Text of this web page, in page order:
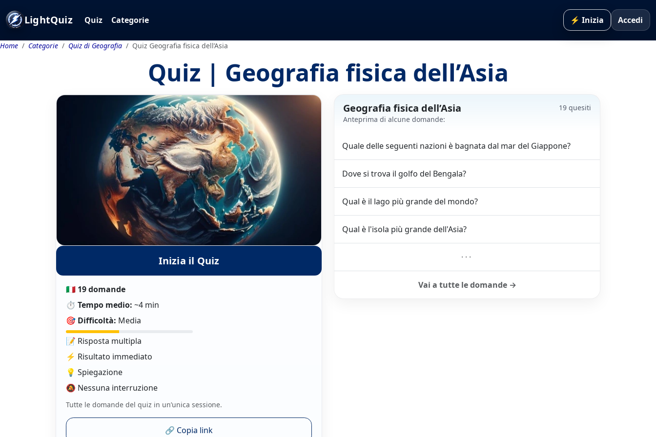
LightQuiz Quiz Categorie ⚡ Inizia Accedi
Home Categorie Quiz di Geografia Quiz Geografia fisica dell’Asia
Quiz | Geografia fisica dell’Asia
Inizia il Quiz
🇮🇹 19 domande
⏱️ Tempo medio: ~4 min
🎯 Difficoltà: Media
📝 Risposta multipla
⚡ Risultato immediato
💡 Spiegazione
🔕 Nessuna interruzione
Tutte le domande del quiz in un’unica sessione.
🔗 Copia link
Geografia fisica dell’Asia
Anteprima di alcune domande:
19 quesiti
Quale delle seguenti nazioni è bagnata dal mar del Giappone?
Dove si trova il golfo del Bengala?
Qual è il lago più grande del mondo?
Qual è l'isola più grande dell'Asia?
···
Vai a tutte le domande →